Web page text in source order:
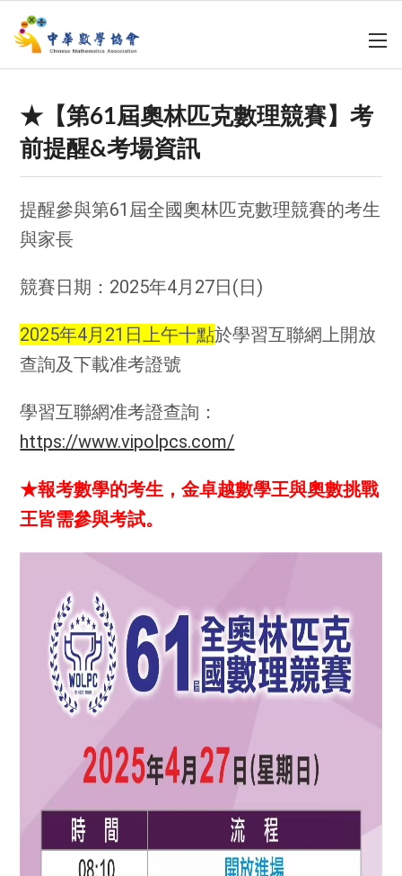
★【第61屆奧林匹克數理競賽】考
前提醒&考場資訊
提醒參與第61屆全國奧林匹克數理競賽的考生
與家長
競賽日期：2025年4月27日(日)
2025年4月21日上午十點於學習互聯網上開放
查詢及下載准考證號
學習互聯網准考證查詢：
https://www.vipolpcs.com/
★報考數學的考生，金卓越數學王與奧數挑戰
王皆需參與考試。